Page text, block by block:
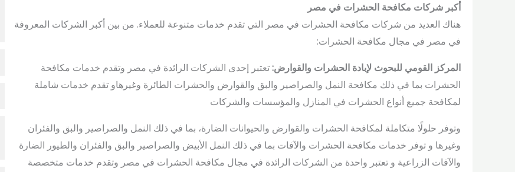
أكبر شركات مكافحة الحشرات في مصر
هناك العديد من شركات مكافحة الحشرات في مصر التي تقدم خدمات متنوعة للعملاء. من بين أكبر الشركات المعروفة
في مصر في مجال مكافحة الحشرات:
المركز القومي للبحوث لإبادة الحشرات والقوارض:تعتبر إحدى الشركات الرائدة في مصر وتقدم خدمات مكافحة
الحشرات بما في ذلك مكافحة النمل والصراصير والبق والقوارض والحشرات الطائرة وغيرهاو تقدم خدمات شاملة
لمكافحة جميع أنواع الحشرات في المنازل والمؤسسات والشركات
وتوفر حلولًا متكاملة لمكافحة الحشرات والقوارض والحيوانات الضارة، بما في ذلك النمل والصراصير والبق والفئران
وغيرها و توفر خدمات مكافحة الحشرات والآفات بما في ذلك النمل الأبيض والصراصير والبق والفئران والطيور الضارة
والآفات الزراعية و تعتبر واحدة من الشركات الرائدة في مجال مكافحة الحشرات في مصر وتقدم خدمات متخصصة